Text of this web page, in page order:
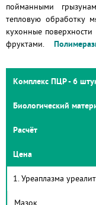
пойманными
тепловую обработку
кухонные
фруктами.
Комплекс ПЦР - 6
Биологический
Расчёт
Цена
1. Уреаплазма
Мазок